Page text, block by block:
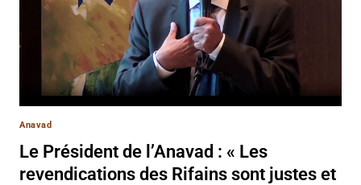
Anavad
Le Président de l’Anavad : « Les
revendications des Rifains sont justes et